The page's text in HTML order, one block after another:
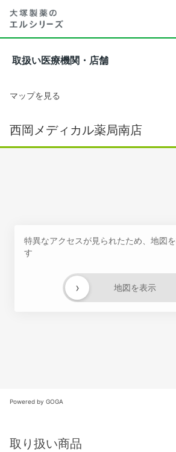
取扱い医療機関・店舗
マップを見る
西岡メディカル薬局南店
特異なアクセスが見られたため、地図
す
地図を表示
›
Powered by GOGA
取り扱い商品